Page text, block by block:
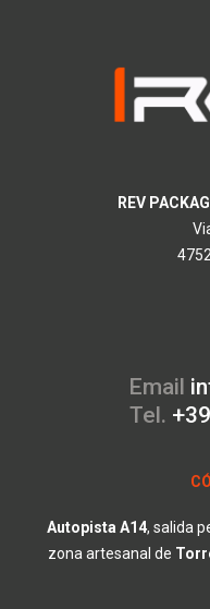
REV
Email
Tel.
Autopista A14, salida
zona artesanal de